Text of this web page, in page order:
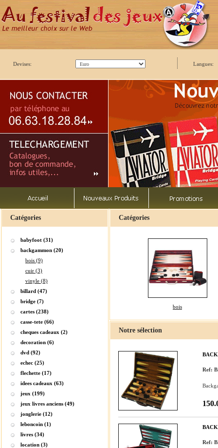
Devises: Langues:
Catégories
babyfoot (31)
backgammon (20)
bois (9)
cuir (3)
vinyle (8)
billard (47)
bridge (7)
cartes (238)
casse-tete (66)
cheques cadeaux (2)
decoration (6)
dvd (92)
echec (25)
flechette (17)
idees cadeaux (63)
jeux (199)
jeux livres anciens (49)
jonglerie (12)
leboncoin (1)
livres (34)
location (3)
Catégories
bois
Notre sélection
Ref:
Ref: